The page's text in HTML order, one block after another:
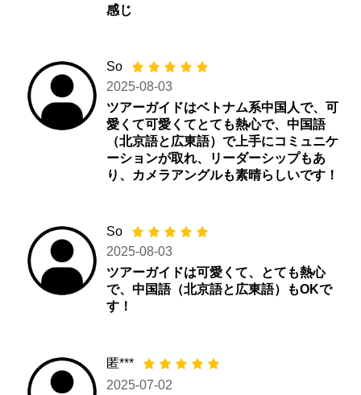
感じ
So
2025-08-03
ツアーガイドはベトナム系中国人で、可
愛くて可愛くてとても熱心で、中国語
（北京語と広東語）で上手にコミュニケ
ーションが取れ、リーダーシップもあ
り、カメラアングルも素晴らしいです！
So
2025-08-03
ツアーガイドは可愛くて、とても熱心
で、中国語（北京語と広東語）もOKで
す！
匿***
2025-07-02